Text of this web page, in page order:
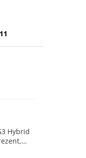
Hybrid